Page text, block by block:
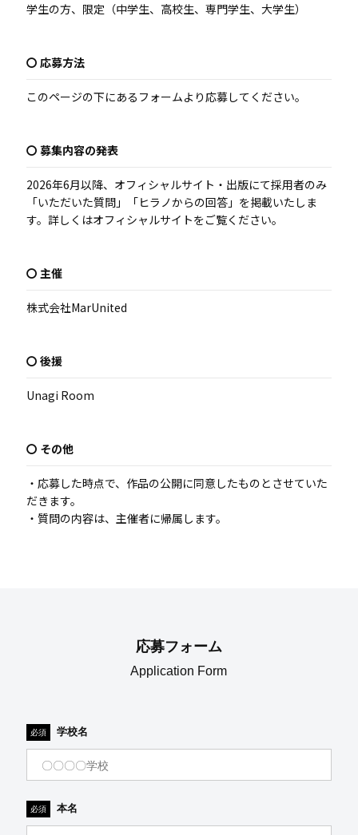
学生の方、限定（中学生、高校生、専門学生、大学生）
〇 応募方法
このページの下にあるフォームより応募してください。
〇 募集内容の発表
2026年6月以降、オフィシャルサイト・出版にて採用者のみ
「いただいた質問」「ヒラノからの回答」を掲載いたしま
す。詳しくはオフィシャルサイトをご覧ください。
〇 主催
株式会社MarUnited
〇 後援
Unagi Room
〇 その他
・応募した時点で、作品の公開に同意したものとさせていた
だきます。
・質問の内容は、主催者に帰属します。
応募フォーム
Application Form
必須 学校名
必須 本名